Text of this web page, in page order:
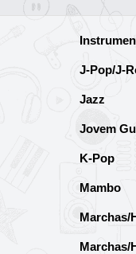
J-Pop/J-
Jazz
Jovem
K-Pop
Mambo
Marchas/
Marchas/